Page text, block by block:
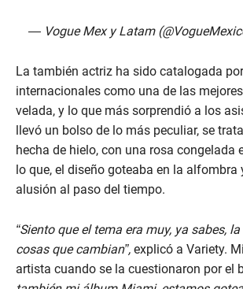
— Vogue Mex y Latam
La también actriz ha sido catalogada
internacionales como una de las
velada, y lo que más sorprendió a los
llevó un bolso de lo más peculiar, se
hecha de hielo, con una rosa congelada
lo que, el diseño goteaba en la alfombra
alusión al paso del tiempo.
“Siento que el tema era muy, ya sabes,
cosas que cambian”, explicó a Variety.
artista cuando se la cuestionaron por el